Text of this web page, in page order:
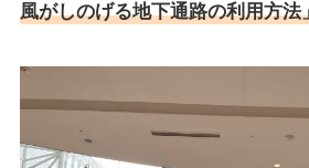
風がしのげる地下通路の利用方法